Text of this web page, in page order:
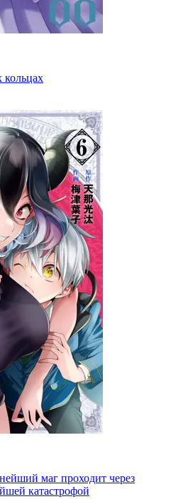
кольцах
маг проходит через
катастрофой